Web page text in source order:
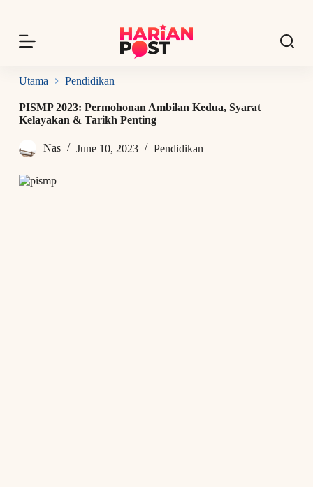
p
o
o
n
n
Utama Pendidikan
PISMP 2023: Permohonan Ambilan Kedua, Syarat
Kelayakan & Tarikh Penting
Nas June 10, 2023 Pendidikan